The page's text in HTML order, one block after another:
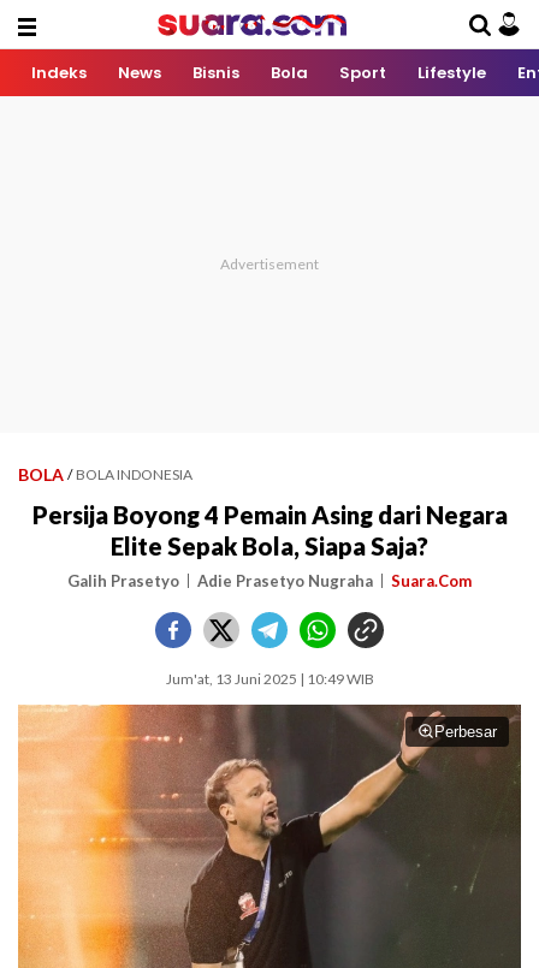
Indeks News Bisnis Bola Sport Lifestyle
BOLA / BOLA INDONESIA
Persija Boyong 4 Pemain Asing dari Negara
Elite Sepak Bola, Siapa Saja?
Galih Prasetyo Adie Prasetyo Nugraha Suara.Com
Jum'at, 13 Juni 2025 | 10:49 WIB
Perbesar